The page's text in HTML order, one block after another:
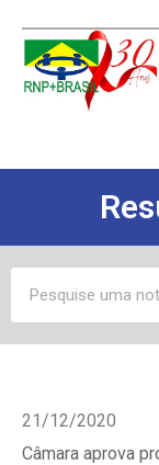
21/12/2020
Câmara aprova